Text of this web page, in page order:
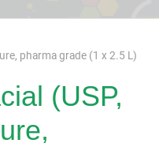
pharma grade (1 x 2.5 L)
(USP,